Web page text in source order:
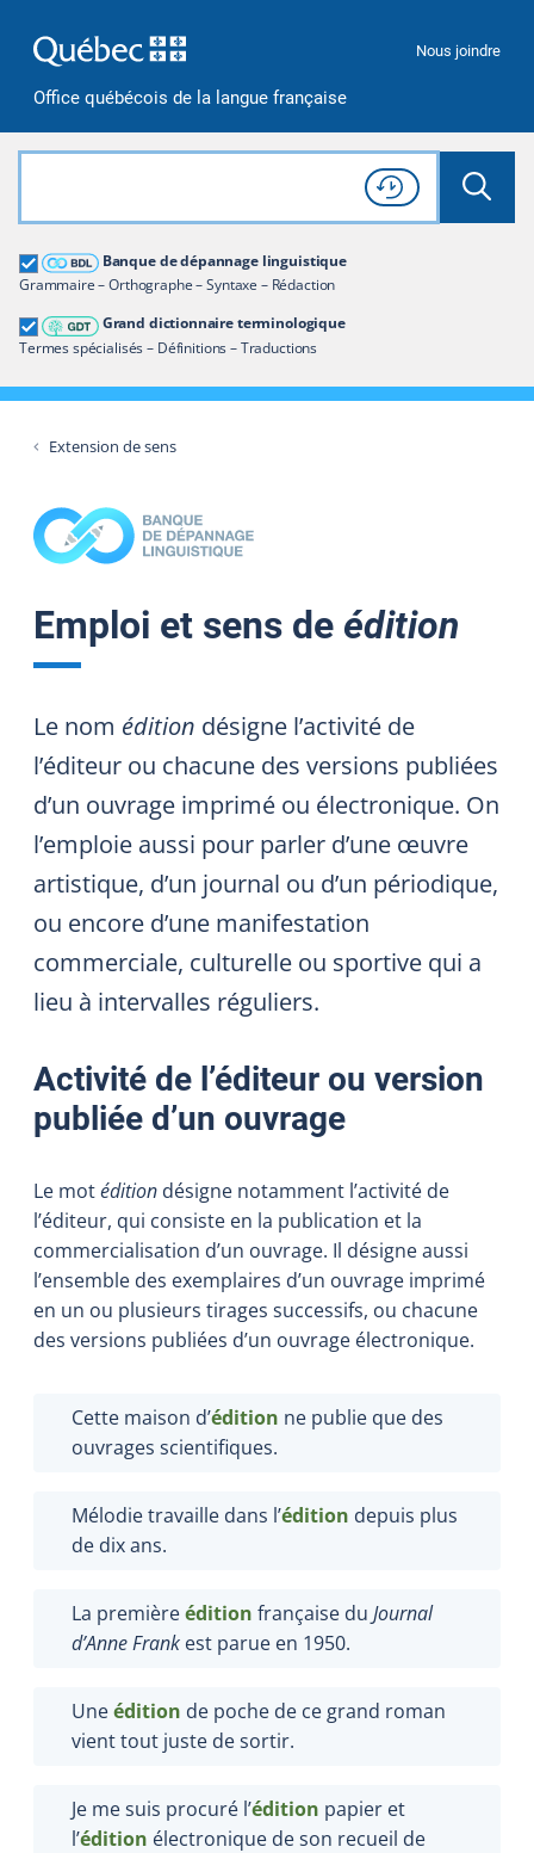
Office québécois de la langue française
Nous joindre
Rechercher dans tout le site
Lancer
Consulter l'
Historique
de recherche
Banque de dépannage linguistique
Grammaire – Orthographe – Syntaxe – Rédaction
Grand dictionnaire terminologique
Termes spécialisés – Définitions – Traductions
Grand dictionnaire terminologique
Restreindre aux termes
Extension de sens
Emploi et sens de édition
Le nom édition désigne l’activité de
l’éditeur ou chacune des versions publiées
d’un ouvrage imprimé ou électronique. On
l’emploie aussi pour parler d’une œuvre
artistique, d’un journal ou d’un périodique,
ou encore d’une manifestation
commerciale, culturelle ou sportive qui a
lieu à intervalles réguliers.
Activité de l’éditeur ou version
publiée d’un ouvrage
Le motédition désigne notamment l’activité de
l’éditeur, qui consiste en la publication et la
commercialisation d’un ouvrage. Il désigne aussi
l’ensemble des exemplaires d’un ouvrage imprimé
en un ou plusieurs tirages successifs, ou chacune
des versions publiées d’un ouvrage électronique.
Cette maison d’édition ne publie que des
ouvrages scientifiques.
Mélodie travaille dans l’édition depuis plus
de dix ans.
La premièreédition française du Journal
d’Anne Frank est parue en 1950.
Uneédition de poche de ce grand roman
vient tout juste de sortir.
Je me suis procuré l’édition papier et
l’édition électronique de son recueil de